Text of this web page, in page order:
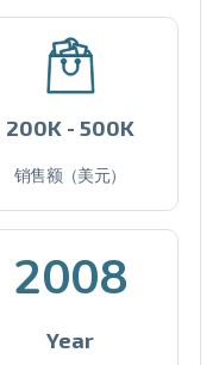
200K - 500K
销售额（美元）
2008
Year